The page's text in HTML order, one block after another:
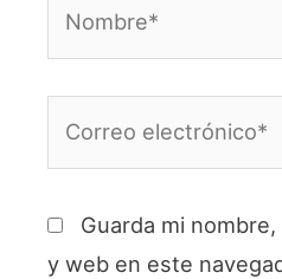
Guarda mi
y web en este